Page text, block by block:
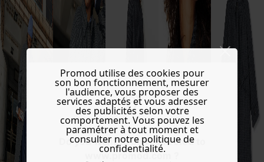
Do you want to be redirected to
www.promod.com ?
Promod utilise des cookies pour
son bon fonctionnement, mesurer
l'audience, vous proposer des
services adaptés et vous adresser
des publicités selon votre
comportement. Vous pouvez les
paramétrer à tout moment et
consulter notre politique de
confidentialité.